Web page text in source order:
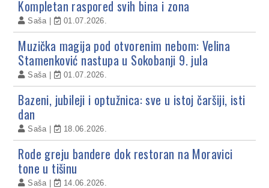
Kompletan raspored svih bina i zona
Saša 01.07.2026.
Muzička magija pod otvorenim nebom: Velina
Stamenković nastupa u Sokobanji 9. jula
Saša 01.07.2026.
Bazeni, jubileji i optužnica: sve u istoj čaršiji, isti
dan
Saša 18.06.2026.
Rode greju bandere dok restoran na Moravici
tone u tišinu
Saša 14.06.2026.